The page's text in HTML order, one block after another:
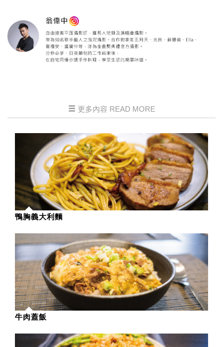
更多內容 READ MORE
鴨胸義大利麵
牛肉蓋飯